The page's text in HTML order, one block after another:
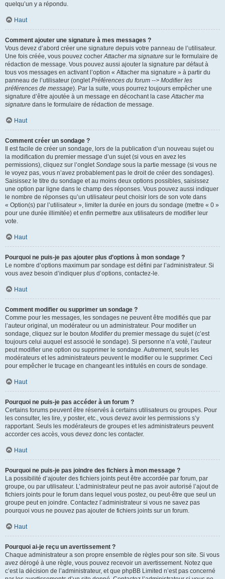
quelqu’un y a répondu.
Haut
Comment ajouter une signature à mes messages ?
Vous devez d’abord créer une signature depuis votre panneau de l’utilisateur.
Une fois créée, vous pouvez cocherAttacher ma signature sur le formulaire de
rédaction de message. Vous pouvez aussi ajouter la signature par défaut à
tous vos messages en activant l’option « Attacher ma signature » à partir du
panneau de l’utilisateur (ongletPréférences du forum --> Modifier les
préférences de message). Par la suite, vous pourrez toujours empêcher une
signature d’être ajoutée à un message en décochant la caseAttacher ma
signature dans le formulaire de rédaction de message.
Haut
Comment créer un sondage ?
Il est facile de créer un sondage, lors de la publication d’un nouveau sujet ou
la modification du premier message d’un sujet (si vous en avez les
permissions), cliquez sur l’ongletSondage sous la partie message (si vous ne
le voyez pas, vous n’avez probablement pas le droit de créer des sondages).
Saisissez le titre du sondage et au moins deux options possibles, saisissez
une option par ligne dans le champ des réponses. Vous pouvez aussi indiquer
le nombre de réponses qu’un utilisateur peut choisir lors de son vote dans
« Option(s) par l’utilisateur », limiter la durée en jours du sondage (mettre « 0 »
pour une durée illimitée) et enfin permettre aux utilisateurs de modifier leur
vote.
Haut
Pourquoi ne puis-je pas ajouter plus d’options à mon sondage ?
Le nombre d’options maximum par sondage est défini par l’administrateur. Si
vous avez besoin d’indiquer plus d’options, contactez-le.
Haut
Comment modifier ou supprimer un sondage ?
Comme pour les messages, les sondages ne peuvent être modifiés que par
l’auteur original, un modérateur ou un administrateur. Pour modifier un
sondage, cliquez sur le bouton Modifierdu premier message du sujet (c’est
toujours celui auquel est associé le sondage). Si personne n’a voté, l’auteur
peut modifier une option ou supprimer le sondage. Autrement, seuls les
modérateurs et les administrateurs peuvent le modifier ou le supprimer. Ceci
pour empêcher le trucage en changeant les intitulés en cours de sondage.
Haut
Pourquoi ne puis-je pas accéder à un forum ?
Certains forums peuvent être réservés à certains utilisateurs ou groupes. Pour
les consulter, les lire, y poster, etc., vous devez avoir les permissions s’y
rapportant. Seuls les modérateurs de groupes et les administrateurs peuvent
accorder ces accès, vous devez donc les contacter.
Haut
Pourquoi ne puis-je pas joindre des fichiers à mon message ?
La possibilité d’ajouter des fichiers joints peut être accordée par forum, par
groupe, ou par utilisateur. L’administrateur peut ne pas avoir autorisé l’ajout de
fichiers joints pour le forum dans lequel vous postez, ou peut-être que seul un
groupe peut en joindre. Contactez l’administrateur si vous ne savez pas
pourquoi vous ne pouvez pas ajouter de fichiers joints sur un forum.
Haut
Pourquoi ai-je reçu un avertissement ?
Chaque administrateur a son propre ensemble de règles pour son site. Si vous
avez dérogé à une règle, vous pouvez recevoir un avertissement. Notez que
c’est la décision de l’administrateur, et que phpBB Limited n’est pas concerné